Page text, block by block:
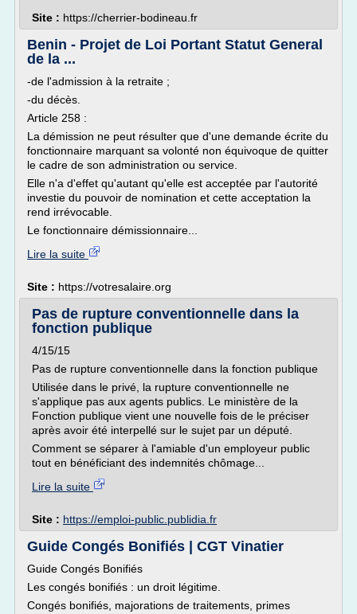
Site : https://cherrier-bodineau.fr
Benin - Projet de Loi Portant Statut General
de la ...
-de l'admission à la retraite ;
-du décès.
Article 258 :
La démission ne peut résulter que d'une demande écrite du
fonctionnaire marquant sa volonté non équivoque de quitter
le cadre de son administration ou service.
Elle n'a d'effet qu'autant qu'elle est acceptée par l'autorité
investie du pouvoir de nomination et cette acceptation la
rend irrévocable.
Le fonctionnaire démissionnaire...
Lire la suite
Site : https://votresalaire.org
Pas de rupture conventionnelle dans la
fonction publique
4/15/15
Pas de rupture conventionnelle dans la fonction publique
Utilisée dans le privé, la rupture conventionnelle ne
s'applique pas aux agents publics. Le ministère de la
Fonction publique vient une nouvelle fois de le préciser
après avoir été interpellé sur le sujet par un député.
Comment se séparer à l'amiable d'un employeur public
tout en bénéficiant des indemnités chômage...
Lire la suite
Site : https://emploi-public.publidia.fr
Guide Congés Bonifiés | CGT Vinatier
Guide Congés Bonifiés
Les congés bonifiés : un droit légitime.
Congés bonifiés, majorations de traitements, primes